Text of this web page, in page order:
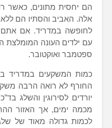
הם יחסית מתונים, כאשר
אלה. האביב והסתיו הם
לחופשה במדריד. אם אתם
עם ילדים העונה המומלצת
ספטמבר ואוקטובר.
כמות המשקעים במדריד
החורף לא רואה הרבה
יורדים לסירוגין והשלג
מכמה ימים, אך האזור
לכמות גדולה מאוד של